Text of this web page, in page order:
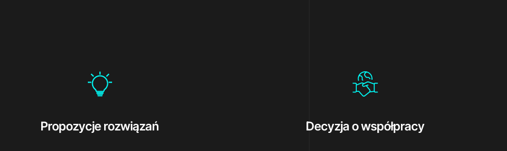
Propozycje rozwiązań Decyzja o współpracy